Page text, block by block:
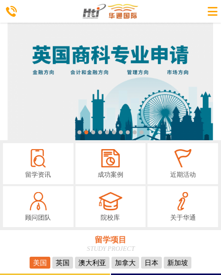
留学资讯 成功案例 近期活动
顾问团队 院校库 关于华通
留学项目
STUDY PROJECT
美国
英国 澳大利亚 加拿大 日本 新加坡